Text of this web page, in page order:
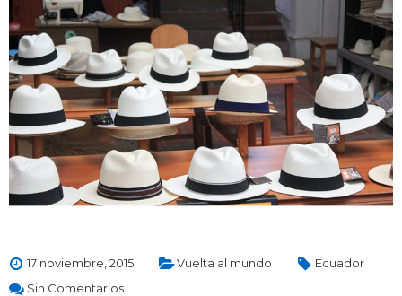
17 noviembre, 2015 Vuelta al mundo
Ecuador
Sin Comentarios